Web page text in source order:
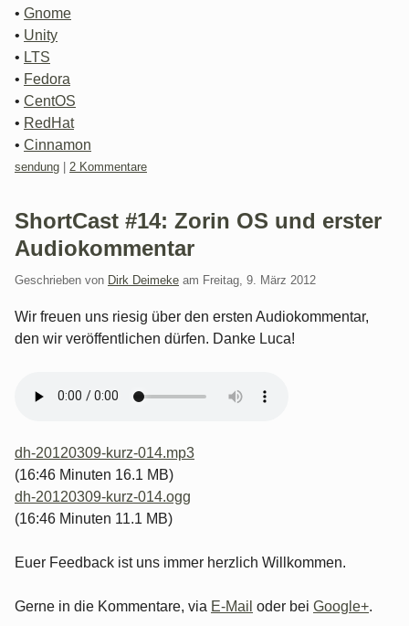
• Gnome
• Unity
• LTS
• Fedora
• CentOS
• RedHat
• Cinnamon
Kategorien:
sendung 2 Kommentare
ShortCast #14: Zorin OS und erster
Audiokommentar
Geschrieben von Dirk Deimeke am Freitag, 9. März 2012
Wir freuen uns riesig über den ersten Audiokommentar,
den wir veröffentlichen dürfen. Danke Luca!
dh-20120309-kurz-014.mp3
(16:46 Minuten 16.1 MB)
dh-20120309-kurz-014.ogg
(16:46 Minuten 11.1 MB)
Euer Feedback ist uns immer herzlich Willkommen.
Gerne in die Kommentare, via E-Mail oder bei Google+.